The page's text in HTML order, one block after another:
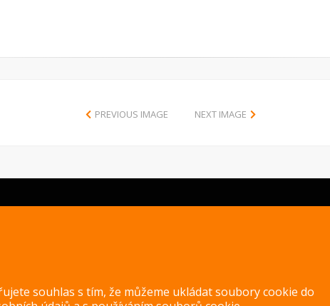
PREVIOUS IMAGE NEXT IMAGE
souhlas s tím, že můžeme ukládat soubory cookie do